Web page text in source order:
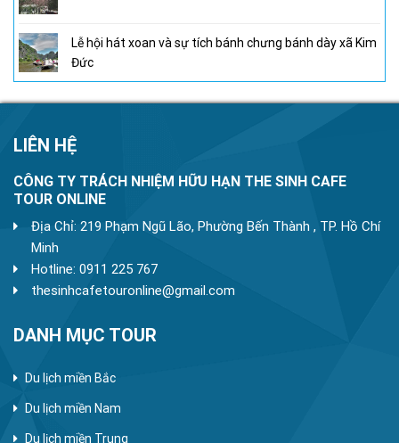
Lễ hội hát xoan và sự tích bánh chưng bánh dày xã Kim
Đức
LIÊN HỆ
CÔNG TY TRÁCH NHIỆM HỮU HẠN THE SINH CAFE
TOUR ONLINE
Địa Chỉ: 219 Phạm Ngũ Lão, Phường Bến Thành , TP. Hồ Chí
Minh
Hotline: 0911 225 767
thesinhcafetouronline@gmail.com
DANH MỤC TOUR
Du lịch miền Bắc
Du lịch miền Nam
Du lịch miền Trung